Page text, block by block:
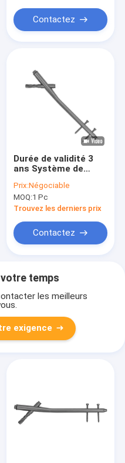
Contactez
Durée de validité 3
ans Système de
enroulé PFNA CE
ISO13485 Épaisseur
9/10/11/12 mm
Prix:Négociable
MOQ:1 Pc
Trouvez les derniers prix
Contactez
temps
les meilleurs
exigence